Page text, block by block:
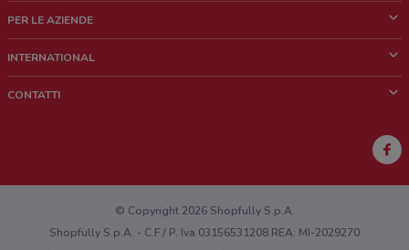
Chi siamo
Lavora con noi
PER LE AZIENDE
Richieste commerciali e marketing
INTERNATIONAL
CONTATTI
Hai un malfunzionamento sul web o sull'app?
© Copyright 2026 Shopfully S.p.A.
Shopfully S.p.A. - C.F / P. Iva 03156531208 REA: MI-2029270